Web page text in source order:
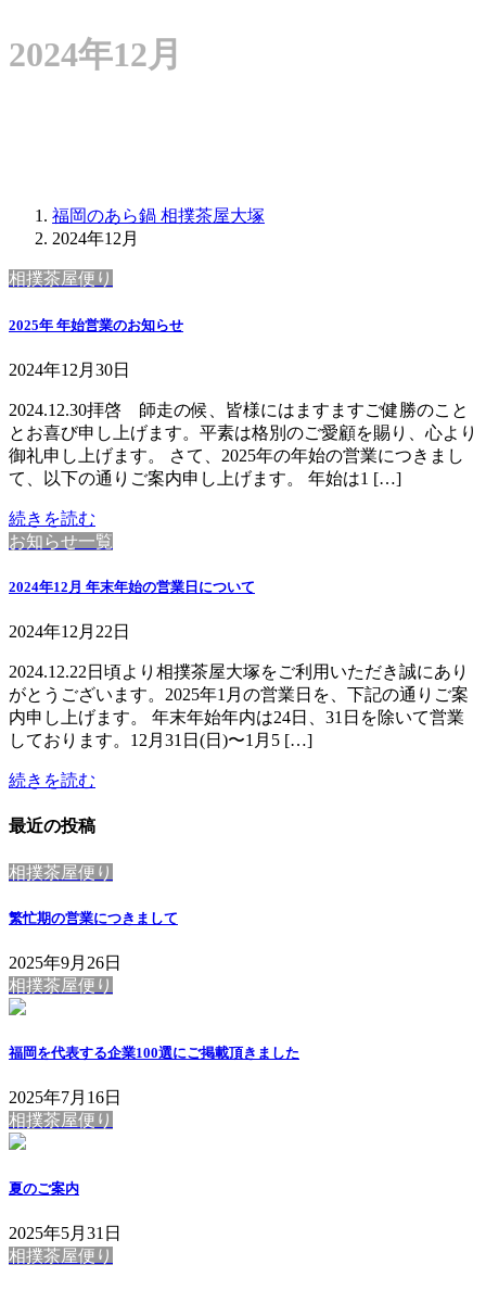
2024年12月
福岡のあら鍋 相撲茶屋大塚
2024年12月
相撲茶屋便り
2025年 年始営業のお知らせ
2024年12月30日
2024.12.30拝啓 師走の候、皆様にはますますご健勝のこと
とお喜び申し上げます。平素は格別のご愛顧を賜り、心より
御礼申し上げます。 さて、2025年の年始の営業につきまし
て、以下の通りご案内申し上げます。 年始は1 […]
続きを読む
お知らせ一覧
2024年12月 年末年始の営業日について
2024年12月22日
2024.12.22日頃より相撲茶屋大塚をご利用いただき誠にあり
がとうございます。2025年1月の営業日を、下記の通りご案
内申し上げます。 年末年始年内は24日、31日を除いて営業
しております。12月31日(日)〜1月5 […]
続きを読む
最近の投稿
相撲茶屋便り
繁忙期の営業につきまして
2025年9月26日
相撲茶屋便り
福岡を代表する企業100選にご掲載頂きました
2025年7月16日
相撲茶屋便り
夏のご案内
2025年5月31日
相撲茶屋便り